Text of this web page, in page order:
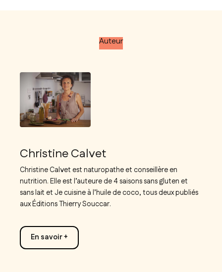
Auteur
Christine Calvet
Christine Calvet est naturopathe et conseillère en
nutrition. Elle est l’auteure de 4 saisons sans gluten et
sans lait et Je cuisine à l’huile de coco, tous deux publiés
aux Éditions Thierry Souccar.
En savoir +